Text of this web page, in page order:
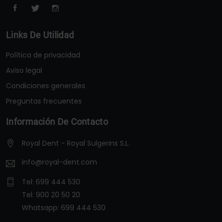
Links De Utilidad
Política de privacidad
Aviso legal
Condiciones generales
Preguntas frecuentes
Información De Contacto
Royal Dent - Royal Sulgerins S.L.
info@royal-dent.com
Tel: 699 444 530
Tel: 900 20 50 20
Whatsapp: 699 444 530